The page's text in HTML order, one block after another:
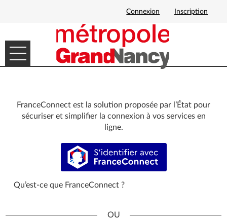
Connexion Inscription
Ouvrir le menu
MES DEMANDES
FranceConnect est la solution proposée par l’État pour
sécuriser et simplifier la connexion à vos services en
ligne.
S’identifier avec FranceConnect
Qu’est-ce que FranceConnect ?